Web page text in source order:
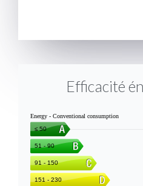
Efficacité